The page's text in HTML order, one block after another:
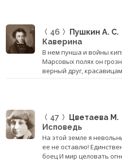
46 Пушкин А. С.
Каверина
В нем пунша и войны
Марсовых полях он
верный друг,
47 Цветаева М.
Исповедь
На этой земле я
ее не оставлю!
боец И мир целовать